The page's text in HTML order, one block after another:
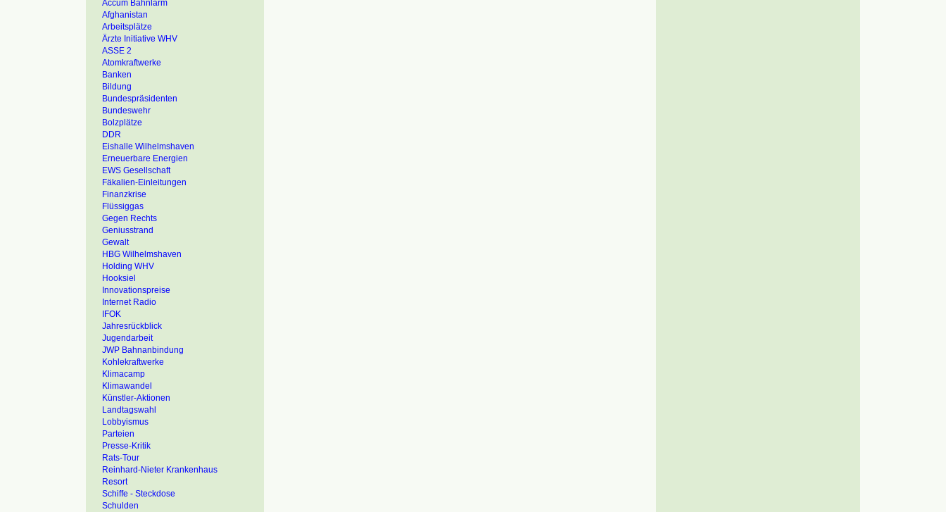
Accum Bahnlärm
Afghanistan
Arbeitsplätze
Ärzte Initiative WHV
ASSE 2
Atomkraftwerke
Banken
Bildung
Bundespräsidenten
Bundeswehr
Bolzplätze
DDR
Eishalle Wilhelmshaven
Erneuerbare Energien
EWS Gesellschaft
Fäkalien-Einleitungen
Finanzkrise
Flüssiggas
Gegen Rechts
Geniusstrand
Gewalt
HBG Wilhelmshaven
Holding WHV
Hooksiel
Innovationspreise
Internet Radio
IFOK
Jahresrückblick
Jugendarbeit
JWP Bahnanbindung
Kohlekraftwerke
Klimacamp
Klimawandel
Künstler-Aktionen
Landtagswahl
Lobbyismus
Parteien
Presse-Kritik
Rats-Tour
Reinhard-Nieter Krankenhaus
Resort
Schiffe - Steckdose
Schulden